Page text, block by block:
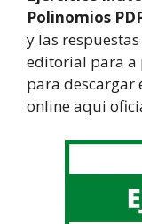
Polinomios
y las
editorial para a
para descargar
online aqui